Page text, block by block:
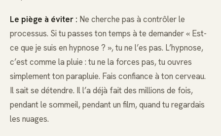
Le piège à éviter : Ne cherche pas à contrôler le
processus. Si tu passes ton temps à te demander « Est-
ce que je suis en hypnose ? », tu ne l’es pas. L’hypnose,
c’est comme la pluie : tu ne la forces pas, tu ouvres
simplement ton parapluie. Fais confiance à ton cerveau.
Il sait se détendre. Il l’a déjà fait des millions de fois,
pendant le sommeil, pendant un film, quand tu regardais
les nuages.